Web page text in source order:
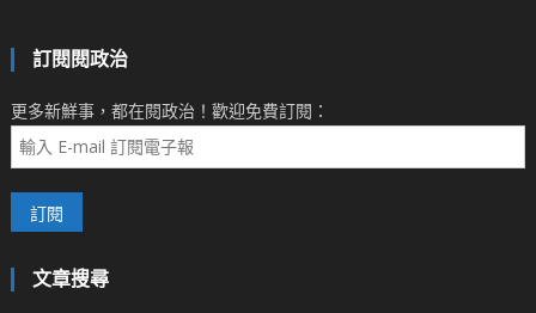
訂閱閱政治
更多新鮮事，都在閱政治！歡迎免費訂閱：
文章搜尋